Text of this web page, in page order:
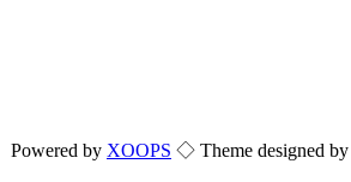
Powered by XOOPS ◇ Theme designed by